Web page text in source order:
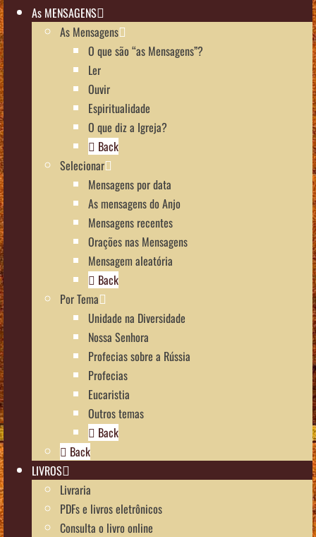
As MENSAGENS
As Mensagens
O que são “as Mensagens”?
Ler
Ouvir
Espiritualidade
O que diz a Igreja?
Back
Selecionar
Mensagens por data
As mensagens do Anjo
Mensagens recentes
Orações nas Mensagens
Mensagem aleatória
Back
Por Tema
Unidade na Diversidade
Nossa Senhora
Profecias sobre a Rússia
Profecias
Eucaristia
Outros temas
Back
Back
LIVROS
Livraria
PDFs e livros eletrônicos
Consulta o livro online